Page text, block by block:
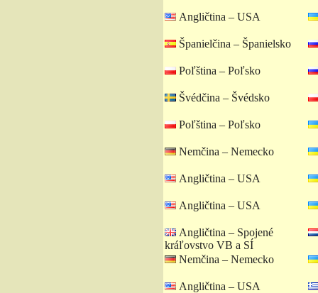
Angličtina – USA
Španielčina – Španielsko
Poľština – Poľsko
Švédčina – Švédsko
Poľština – Poľsko
Nemčina – Nemecko
Angličtina – USA
Angličtina – USA
Angličtina – Spojené
kráľovstvo VB a SÍ
Nemčina – Nemecko
Angličtina – USA